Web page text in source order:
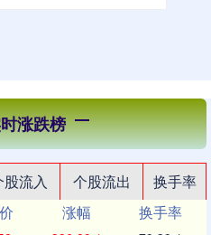
涨跌榜
股流入 个股流出
换手率
涨幅
换手率